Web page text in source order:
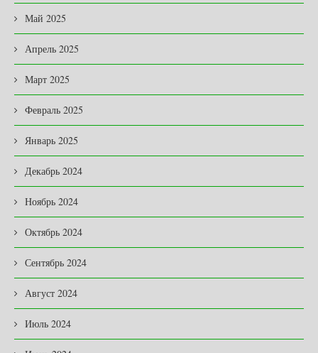
Май 2025
Апрель 2025
Март 2025
Февраль 2025
Январь 2025
Декабрь 2024
Ноябрь 2024
Октябрь 2024
Сентябрь 2024
Август 2024
Июль 2024